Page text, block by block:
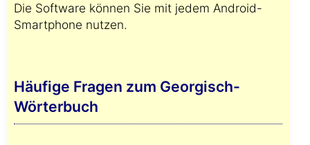
Die Software können Sie mit jedem Android-
Smartphone nutzen.
Häufige Fragen zum Georgisch-
Wörterbuch